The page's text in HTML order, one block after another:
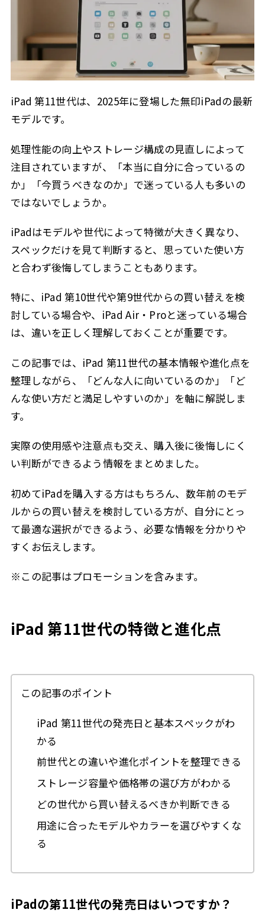
iPad 第11世代は、2025年に登場した無印iPadの最新
モデルです。
処理性能の向上やストレージ構成の見直しによって
注目されていますが、「本当に自分に合っているの
か」「今買うべきなのか」で迷っている人も多いの
ではないでしょうか。
iPadはモデルや世代によって特徴が大きく異なり、
スペックだけを見て判断すると、思っていた使い方
と合わず後悔してしまうこともあります。
特に、iPad 第10世代や第9世代からの買い替えを検
討している場合や、iPad Air・Proと迷っている場合
は、違いを正しく理解しておくことが重要です。
この記事では、iPad 第11世代の基本情報や進化点を
整理しながら、「どんな人に向いているのか」「ど
んな使い方だと満足しやすいのか」を軸に解説しま
す。
実際の使用感や注意点も交え、購入後に後悔しにく
い判断ができるよう情報をまとめました。
初めてiPadを購入する方はもちろん、数年前のモデ
ルからの買い替えを検討している方が、自分にとっ
て最適な選択ができるよう、必要な情報を分かりや
すくお伝えします。
※この記事はプロモーションを含みます。
iPad 第11世代の特徴と進化点
この記事のポイント
iPad 第11世代の発売日と基本スペックがわ
かる
前世代との違いや進化ポイントを整理できる
ストレージ容量や価格帯の選び方がわかる
どの世代から買い替えるべきか判断できる
用途に合ったモデルやカラーを選びやすくな
る
iPadの第11世代の発売日はいつですか？